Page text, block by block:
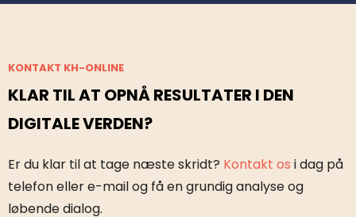
KONTAKT KH-ONLINE
KLAR TIL AT OPNÅ RESULTATER I DEN
DIGITALE VERDEN?
Er du klar til at tage næste skridt? Kontakt os i dag på
telefon eller e-mail og få en grundig analyse og
løbende dialog.